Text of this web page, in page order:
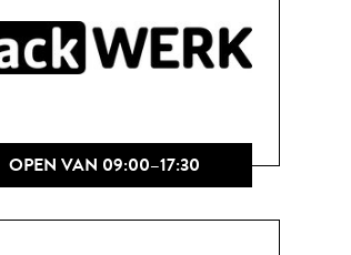
OPEN VAN 09:00–17:30